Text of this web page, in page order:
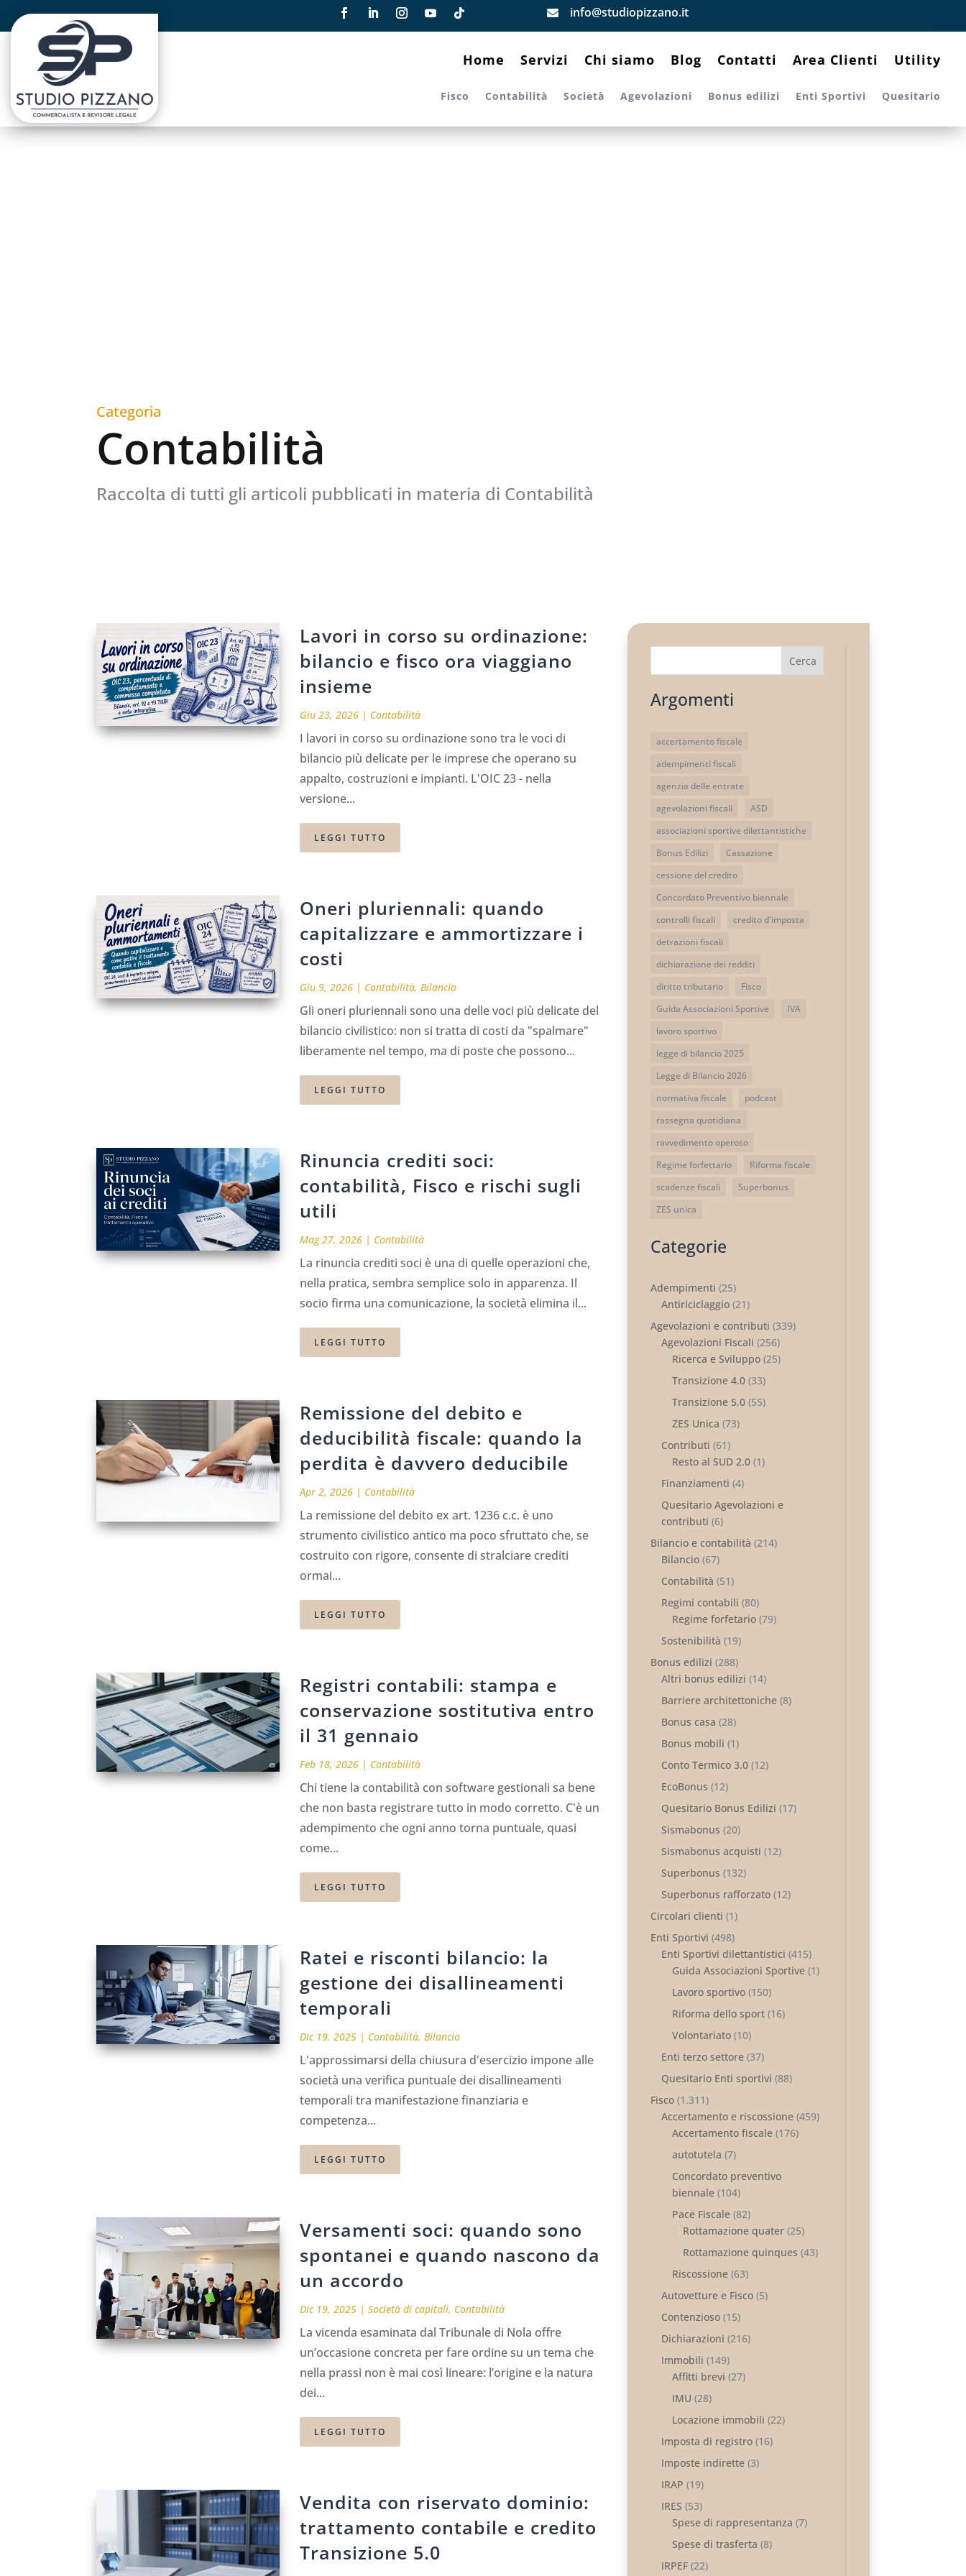
 info@studiopizzano.it
Home Servizi Chi siamo Blog Contatti Area Clienti Utility
Fisco Contabilità Società Agevolazioni Bonus edilizi Enti Sportivi Quesitario
Categoria
Contabilità
Raccolta di tutti gli articoli pubblicati in materia di Contabilità
Lavori in corso su ordinazione:
bilancio e fisco ora viaggiano
insieme
Giu 23, 2026| Contabilità
I lavori in corso su ordinazione sono tra le voci di
bilancio più delicate per le imprese che operano su
appalto, costruzioni e impianti. L'OIC 23 - nella
versione...
LEGGI TUTTO
Oneri pluriennali: quando
capitalizzare e ammortizzare i
costi
Giu 9, 2026| Contabilità, Bilancio
Gli oneri pluriennali sono una delle voci più delicate del
bilancio civilistico: non si tratta di costi da "spalmare"
liberamente nel tempo, ma di poste che possono...
LEGGI TUTTO
Rinuncia crediti soci:
contabilità, Fisco e rischi sugli
utili
Mag 27, 2026| Contabilità
La rinuncia crediti soci è una di quelle operazioni che,
nella pratica, sembra semplice solo in apparenza. Il
socio firma una comunicazione, la società elimina il...
LEGGI TUTTO
Remissione del debito e
deducibilità fiscale: quando la
perdita è davvero deducibile
Apr 2, 2026| Contabilità
La remissione del debito ex art. 1236 c.c. è uno
strumento civilistico antico ma poco sfruttato che, se
costruito con rigore, consente di stralciare crediti
ormai...
LEGGI TUTTO
Registri contabili: stampa e
conservazione sostitutiva entro
il 31 gennaio
Feb 18, 2026| Contabilità
Chi tiene la contabilità con software gestionali sa bene
che non basta registrare tutto in modo corretto. C'è un
adempimento che ogni anno torna puntuale, quasi
come...
LEGGI TUTTO
Ratei e risconti bilancio: la
gestione dei disallineamenti
temporali
Dic 19, 2025| Contabilità, Bilancio
L'approssimarsi della chiusura d'esercizio impone alle
società una verifica puntuale dei disallineamenti
temporali tra manifestazione finanziaria e
competenza...
LEGGI TUTTO
Versamenti soci: quando sono
spontanei e quando nascono da
un accordo
Dic 19, 2025| Società di capitali, Contabilità
La vicenda esaminata dal Tribunale di Nola offre
un’occasione concreta per fare ordine su un tema che
nella prassi non è mai così lineare: l’origine e la natura
dei...
LEGGI TUTTO
Vendita con riservato dominio:
trattamento contabile e credito
Transizione 5.0
Cerca
Argomenti
accertamento fiscale
adempimenti fiscali
agenzia delle entrate
agevolazioni fiscali
ASD
associazioni sportive dilettantistiche
Bonus Edilizi
Cassazione
cessione del credito
Concordato Preventivo biennale
controlli fiscali
credito d'imposta
detrazioni fiscali
dichiarazione dei redditi
diritto tributario
Fisco
Guida Associazioni Sportive
IVA
lavoro sportivo
legge di bilancio 2025
Legge di Bilancio 2026
normativa fiscale
podcast
rassegna quotidiana
ravvedimento operoso
Regime forfettario
Riforma fiscale
scadenze fiscali
Superbonus
ZES unica
Categorie
Adempimenti (25)
Antiriciclaggio(21)
Agevolazioni e contributi (339)
Agevolazioni Fiscali (256)
Ricerca e Sviluppo(25)
Transizione 4.0(33)
Transizione 5.0(55)
ZES Unica (73)
Contributi (61)
Resto al SUD 2.0(1)
Finanziamenti (4)
Quesitario Agevolazioni e
contributi (6)
Bilancio e contabilità (214)
Bilancio(67)
Contabilità (51)
Regimi contabili (80)
Regime forfetario(79)
Sostenibilità (19)
Bonus edilizi (288)
Altri bonus edilizi (14)
Barriere architettoniche(8)
Bonus casa (28)
Bonus mobili (1)
Conto Termico 3.0(12)
EcoBonus (12)
Quesitario Bonus Edilizi (17)
Sismabonus (20)
Sismabonus acquisti (12)
Superbonus (132)
Superbonus rafforzato(12)
Circolari clienti (1)
Enti Sportivi (498)
Enti Sportivi dilettantistici (415)
Guida Associazioni Sportive(1)
Lavoro sportivo(150)
Riforma dello sport(16)
Volontariato(10)
Enti terzo settore(37)
Quesitario Enti sportivi (88)
Fisco(1.311)
Accertamento e riscossione(459)
Accertamento fiscale(176)
autotutela (7)
Concordato preventivo
biennale(104)
Pace Fiscale(82)
Rottamazione quater(25)
Rottamazione quinques (43)
Riscossione(63)
Autovetture e Fisco(5)
Contenzioso(15)
Dichiarazioni (216)
Immobili (149)
Affitti brevi (27)
IMU (28)
Locazione immobili (22)
Imposta di registro(16)
Imposte indirette(3)
IRAP (19)
IRES (53)
Spese di rappresentanza (7)
Spese di trasferta (8)
IRPEF(22)